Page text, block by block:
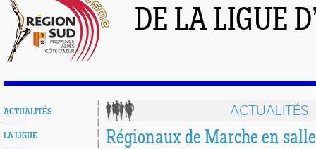
DE LA LIGUE
ACTUALITÉS
LA LIGUE
ACTUALITÉS
Régionaux de Marche en salle